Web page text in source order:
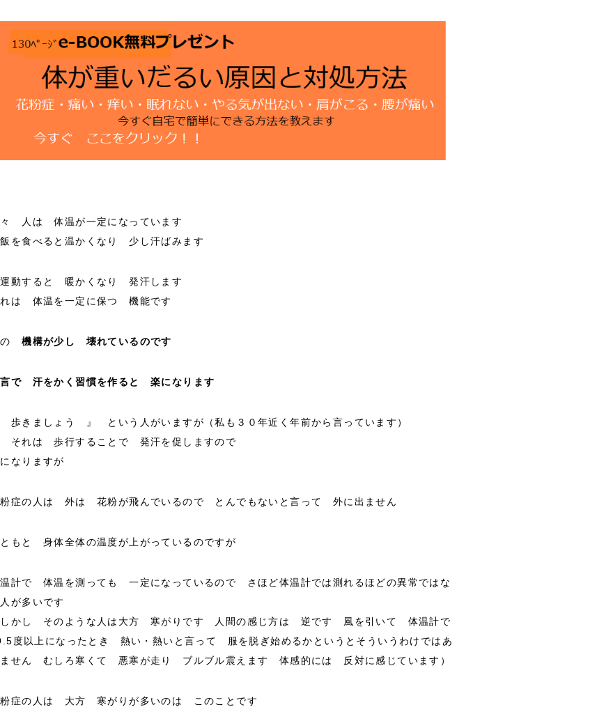
人は 体温が一定になっています
飯を食べると温かくなり 少し汗ばみます
動すると 暖かくなり 発汗します
れは 体温を一定に保つ 機能です
の機構が少し 壊れているのです
で 汗をかく習慣を作ると 楽になります
歩きましょう 』 という人がいますが（私も３０年近く年前から言っています）
れは 歩行することで 発汗を促しますので
なりますが
症の人は 外は 花粉が飛んでいるので とんでもないと言って 外に出ません
ともと 身体全体の温度が上がっているのですが
計で 体温を測っても 一定になっているので さほど体温計では測れるほどの異常ではな
が多いです
しかし そのような人は大方 寒がりです 人間の感じ方は 逆です 風を引いて 体温計で
度以上になったとき 熱い・熱いと言って 服を脱ぎ始めるかというとそういうわけではあ
ません むしろ寒くて 悪寒が走り ブルブル震えます 体感的には 反対に感じています）
症の人は 大方 寒がりが多いのは このことです